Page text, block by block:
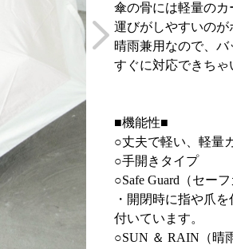
傘の骨には軽量のカ
運びがしやすいのが
晴雨兼用なので、
すぐに対応できちゃ
■機能性■
○丈夫で軽い、軽量
○手開きタイプ
○Safe Guard（セーフ
・開閉時に指や爪
付いています。
○SUN ＆ RAIN（晴